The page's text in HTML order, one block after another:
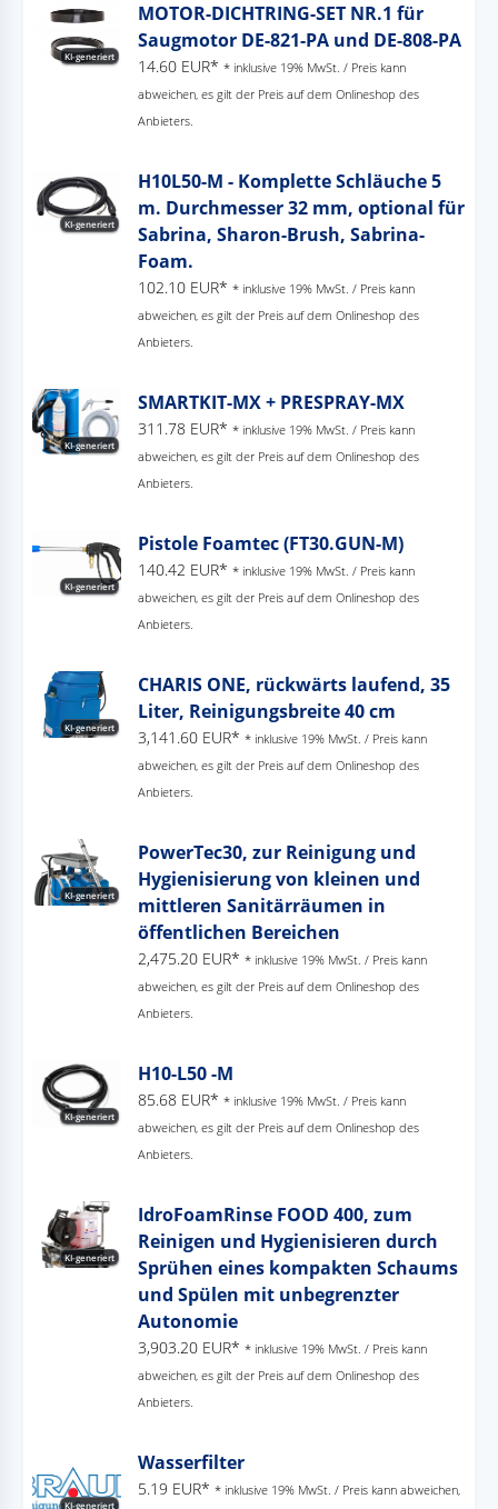
KI-generiert
MOTOR-DICHTRING-SET NR.1 für
Saugmotor DE-821-PA und DE-808-PA
14.60 EUR* * inklusive 19% MwSt. / Preis kann
abweichen, es gilt der Preis auf dem Onlineshop des
Anbieters.
KI-generiert
H10L50-M - Komplette Schläuche 5
m. Durchmesser 32 mm, optional für
Sabrina, Sharon-Brush, Sabrina-
Foam.
102.10 EUR* * inklusive 19% MwSt. / Preis kann
abweichen, es gilt der Preis auf dem Onlineshop des
Anbieters.
KI-generiert
SMARTKIT-MX + PRESPRAY-MX
311.78 EUR* * inklusive 19% MwSt. / Preis kann
abweichen, es gilt der Preis auf dem Onlineshop des
Anbieters.
KI-generiert
Pistole Foamtec (FT30.GUN-M)
140.42 EUR* * inklusive 19% MwSt. / Preis kann
abweichen, es gilt der Preis auf dem Onlineshop des
Anbieters.
KI-generiert
CHARIS ONE, rückwärts laufend, 35
Liter, Reinigungsbreite 40 cm
3,141.60 EUR* * inklusive 19% MwSt. / Preis kann
abweichen, es gilt der Preis auf dem Onlineshop des
Anbieters.
KI-generiert
PowerTec30, zur Reinigung und
Hygienisierung von kleinen und
mittleren Sanitärräumen in
öffentlichen Bereichen
2,475.20 EUR* * inklusive 19% MwSt. / Preis kann
abweichen, es gilt der Preis auf dem Onlineshop des
Anbieters.
KI-generiert
H10-L50 -M
85.68 EUR* * inklusive 19% MwSt. / Preis kann
abweichen, es gilt der Preis auf dem Onlineshop des
Anbieters.
KI-generiert
IdroFoamRinse FOOD 400, zum
Reinigen und Hygienisieren durch
Sprühen eines kompakten Schaums
und Spülen mit unbegrenzter
Autonomie
3,903.20 EUR* * inklusive 19% MwSt. / Preis kann
abweichen, es gilt der Preis auf dem Onlineshop des
Anbieters.
KI-generiert
Wasserfilter
5.19 EUR* * inklusive 19% MwSt. / Preis kann abweichen,